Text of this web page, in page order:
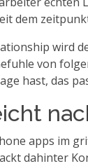
dem
wird
von
hast, das
apps im
dahinter